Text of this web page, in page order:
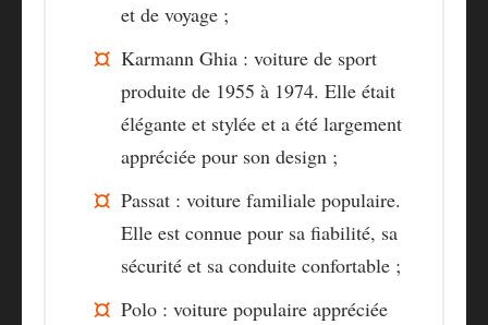
et de voyage ;
Karmann Ghia : voiture de sport
produite de 1955 à 1974. Elle était
élégante et stylée et a été largement
appréciée pour son design ;
Passat : voiture familiale populaire.
Elle est connue pour sa fiabilité, sa
sécurité et sa conduite confortable ;
Polo : voiture populaire appréciée